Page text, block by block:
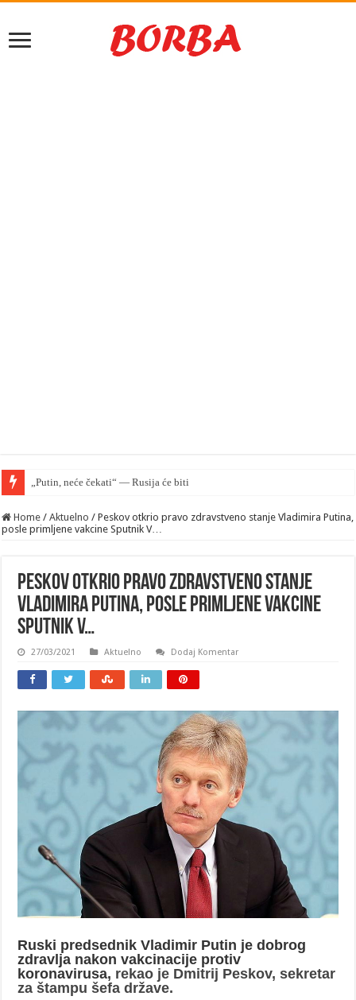
„Putin, neće čekati“ — Rusija će biti spremna da napadne NATO
Home / Aktuelno / Peskov otkrio pravo zdravstveno stanje Vladimira Putina,
posle primljene vakcine Sputnik V…
Peskov otkrio pravo zdravstveno stanje
Vladimira Putina, posle primljene vakcine
Sputnik V…
27/03/2021 Aktuelno Dodaj Komentar
Ruski predsednik Vladimir Putin je dobrog
zdravlja nakon vakcinacije protiv
koronavirusa, rekao je Dmitrij Peskov, sekretar
za štampu šefa države.